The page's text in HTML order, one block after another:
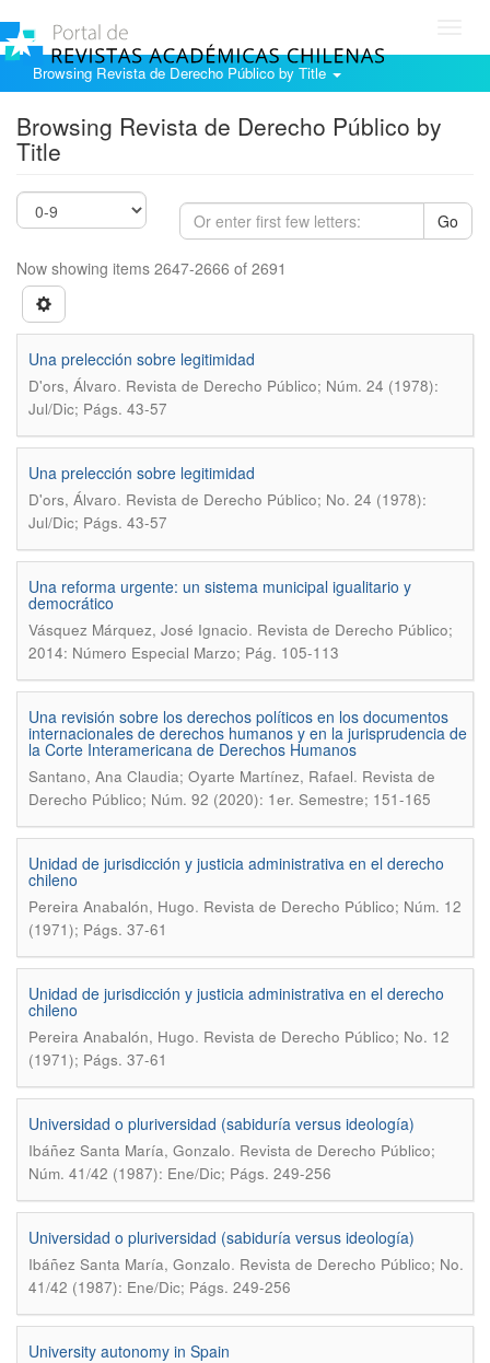
Browsing Revista de Derecho Público by Title
Browsing Revista de Derecho Público by
Title
Go
Now showing items 2647-2666 of 2691
Una prelección sobre legitimidad
D'ors, Álvaro. Revista de Derecho Público; Núm. 24 (1978):
Jul/Dic; Págs. 43-57
Una prelección sobre legitimidad
D'ors, Álvaro. Revista de Derecho Público; No. 24 (1978):
Jul/Dic; Págs. 43-57
Una reforma urgente: un sistema municipal igualitario y
democrático
Vásquez Márquez, José Ignacio. Revista de Derecho Público;
2014: Número Especial Marzo; Pág. 105-113
Una revisión sobre los derechos políticos en los documentos
internacionales de derechos humanos y en la jurisprudencia de
la Corte Interamericana de Derechos Humanos
Santano, Ana Claudia; Oyarte Martínez, Rafael. Revista de
Derecho Público; Núm. 92 (2020): 1er. Semestre; 151-165
Unidad de jurisdicción y justicia administrativa en el derecho
chileno
Pereira Anabalón, Hugo. Revista de Derecho Público; Núm. 12
(1971); Págs. 37-61
Unidad de jurisdicción y justicia administrativa en el derecho
chileno
Pereira Anabalón, Hugo. Revista de Derecho Público; No. 12
(1971); Págs. 37-61
Universidad o pluriversidad (sabiduría versus ideología)
Ibáñez Santa María, Gonzalo. Revista de Derecho Público;
Núm. 41/42 (1987): Ene/Dic; Págs. 249-256
Universidad o pluriversidad (sabiduría versus ideología)
Ibáñez Santa María, Gonzalo. Revista de Derecho Público; No.
41/42 (1987): Ene/Dic; Págs. 249-256
University autonomy in Spain